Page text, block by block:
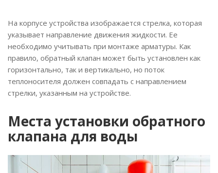
На корпусе устройства изображается стрелка, которая
указывает направление движения жидкости. Ее
необходимо учитывать при монтаже арматуры. Как
правило, обратный клапан может быть установлен как
горизонтально, так и вертикально, но поток
теплоносителя должен совпадать с направлением
стрелки, указанным на устройстве.
Места установки обратного
клапана для воды